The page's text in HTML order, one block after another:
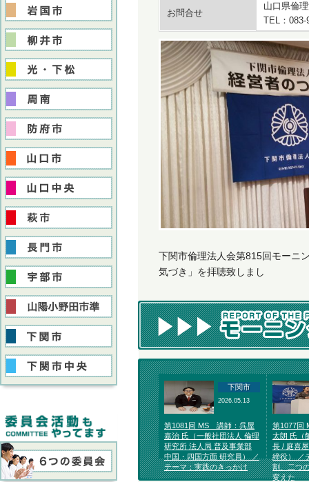
お問合せ
山口県倫
TEL：
下関市倫理法人会第815回モーニ
気づき」を拝聴致しまし
下関市
2026.05.13
第1081回 MS 講師：呉屋
嘉治 氏（一般社団法人 倫理
研究所 法人局 普及事業部
中国・四国方面 研究員） ／
テーマ：実践のきっかけ
第1077回
太朗 氏（
長 / 庭喜
締役） ／
割、二つ
変えた